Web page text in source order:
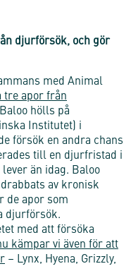
djurförsök, och gör
med Animal
tre apor från
hölls på
Institutet) i
försök en andra chans
till en djurfristad i
än idag. Baloo
av kronisk
de apor som
djurförsök.
med att försöka
kämpar vi även för att
– Lynx, Hyena, Grizzly,